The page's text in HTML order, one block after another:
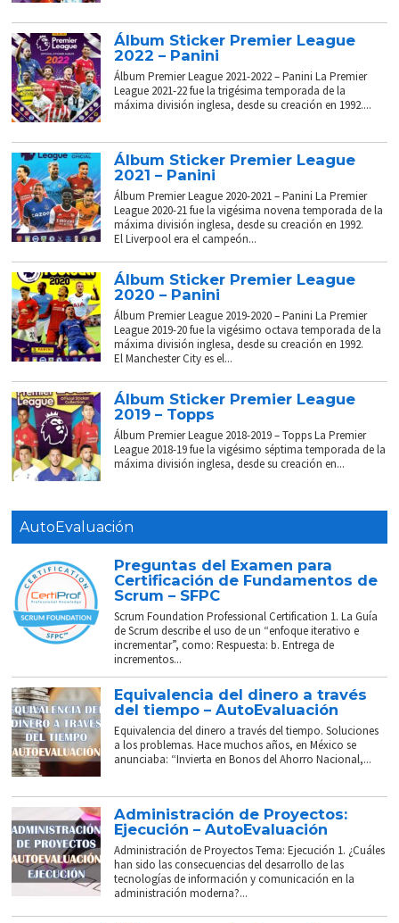
Álbum Sticker Premier League
2022 – Panini
Álbum Premier League 2021-2022 – Panini La Premier
League 2021-22 fue la trigésima temporada de la
máxima división inglesa, desde su creación en 1992....
Álbum Sticker Premier League
2021 – Panini
Álbum Premier League 2020-2021 – Panini La Premier
League 2020-21 fue la vigésima novena temporada de la
máxima división inglesa, desde su creación en 1992.
El Liverpool era el campeón...
Álbum Sticker Premier League
2020 – Panini
Álbum Premier League 2019-2020 – Panini La Premier
League 2019-20 fue la vigésimo octava temporada de la
máxima división inglesa, desde su creación en 1992.
El Manchester City es el...
Álbum Sticker Premier League
2019 – Topps
Álbum Premier League 2018-2019 – Topps La Premier
League 2018-19 fue la vigésimo séptima temporada de la
máxima división inglesa, desde su creación en...
AutoEvaluación
Preguntas del Examen para
Certificación de Fundamentos de
Scrum – SFPC
Scrum Foundation Professional Certification 1. La Guía
de Scrum describe el uso de un “enfoque iterativo e
incrementar”, como: Respuesta: b. Entrega de
incrementos...
Equivalencia del dinero a través
del tiempo – AutoEvaluación
Equivalencia del dinero a través del tiempo. Soluciones
a los problemas. Hace muchos años, en México se
anunciaba: “Invierta en Bonos del Ahorro Nacional,...
Administración de Proyectos:
Ejecución – AutoEvaluación
Administración de Proyectos Tema: Ejecución 1. ¿Cuáles
han sido las consecuencias del desarrollo de las
tecnologías de información y comunicación en la
administración moderna?...